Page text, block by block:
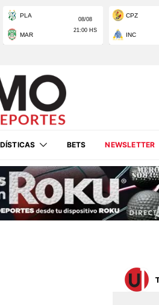
BETS NEWSLETTER